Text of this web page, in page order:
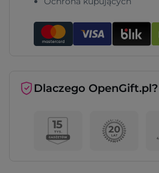
Dlaczego OpenGift.pl?